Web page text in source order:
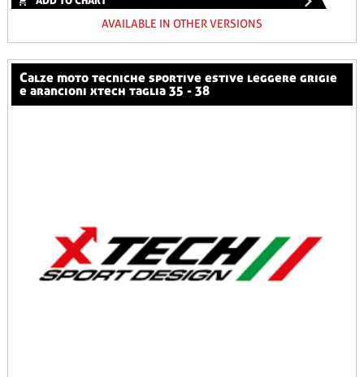
AVAILABLE IN OTHER VERSIONS
calze moto tecniche sportive estive leggere grigie
e arancioni xtech taglia 35 - 38